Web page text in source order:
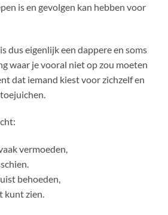
is en gevolgen kan hebben voor
dus eigenlijk een dappere en soms
waar je vooral niet op zou moeten
dat iemand kiest voor zichzelf en
vermoeden,
behoeden,
kunt zien.